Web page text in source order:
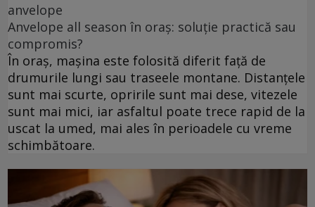
anvelope
Anvelope all season în oraș: soluție practică sau
compromis?
În oraș, mașina este folosită diferit față de
drumurile lungi sau traseele montane. Distanțele
sunt mai scurte, opririle sunt mai dese, vitezele
sunt mai mici, iar asfaltul poate trece rapid de la
uscat la umed, mai ales în perioadele cu vreme
schimbătoare.